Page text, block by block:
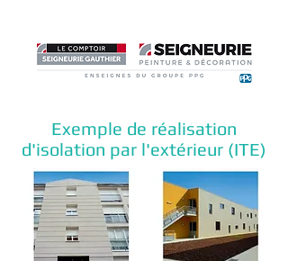
Exemple de réalisation
d'isolation par l'extérieur (ITE)